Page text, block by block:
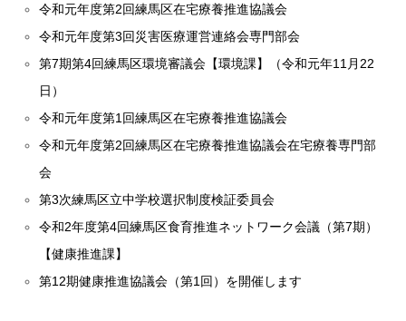
令和元年度第2回練馬区在宅療養推進協議会
令和元年度第3回災害医療運営連絡会専門部会
第7期第4回練馬区環境審議会【環境課】（令和元年11月22
日）
令和元年度第1回練馬区在宅療養推進協議会
令和元年度第2回練馬区在宅療養推進協議会在宅療養専門部
会
第3次練馬区立中学校選択制度検証委員会
令和2年度第4回練馬区食育推進ネットワーク会議（第7期）
【健康推進課】
第12期健康推進協議会（第1回）を開催します